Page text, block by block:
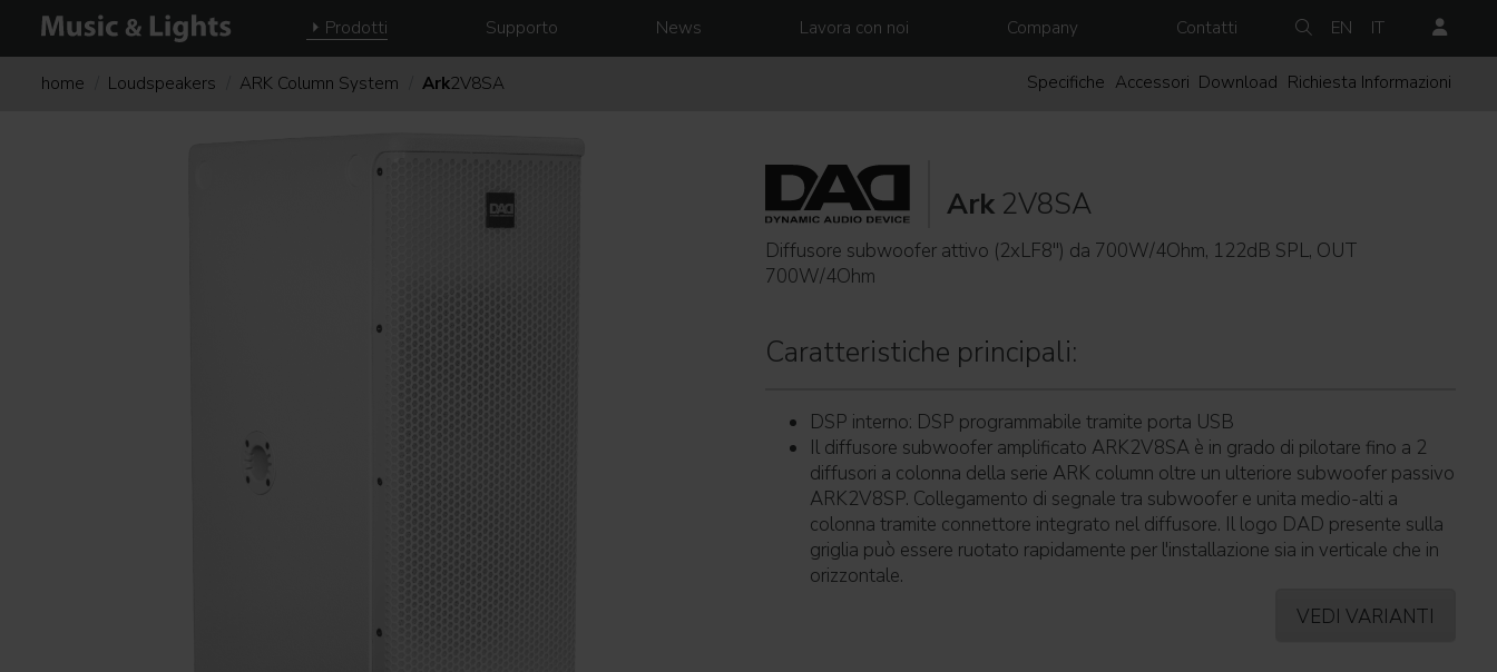
Prodotti Supporto News Lavora con noi Company Contatti EN IT
home Loudspeakers ARK Column System Ark2V8SA Specifiche Accessori Download Richiesta Informazioni
Ark2V8SA
Diffusore subwoofer attivo (2xLF8'') da 700W/4Ohm, 122dB SPL, OUT
700W/4Ohm
Caratteristiche principali:
DSP interno: DSP programmabile tramite porta USB
Il diffusore subwoofer amplificato ARK2V8SA è in grado di pilotare fino a 2
diffusori a colonna della serie ARK column oltre un ulteriore subwoofer passivo
ARK2V8SP. Collegamento di segnale tra subwoofer e unita medio-alti a
colonna tramite connettore integrato nel diffusore. Il logo DAD presente sulla
griglia può essere ruotato rapidamente per l'installazione sia in verticale che in
orizzontale.
VEDI VARIANTI